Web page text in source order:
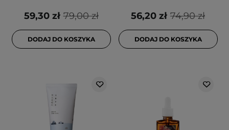
79,00 zł
59,30 zł
DODAJ DO KOSZYKA
74,90 zł
56,20 zł
DODAJ DO KOSZYKA